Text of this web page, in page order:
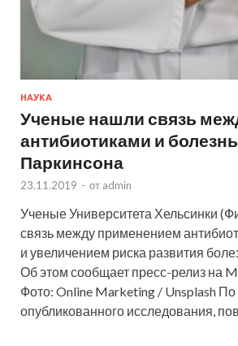
НАУКА
Ученые нашли связь
антибиотиками и
Паркинсона
23.11.2019 - от admin
Ученые Университета Хельсинки
связь между применением
и увеличением риска развития
Об этом сообщает пресс-релиз на
Фото: Online Marketing / Unsplash
опубликованного исследования,